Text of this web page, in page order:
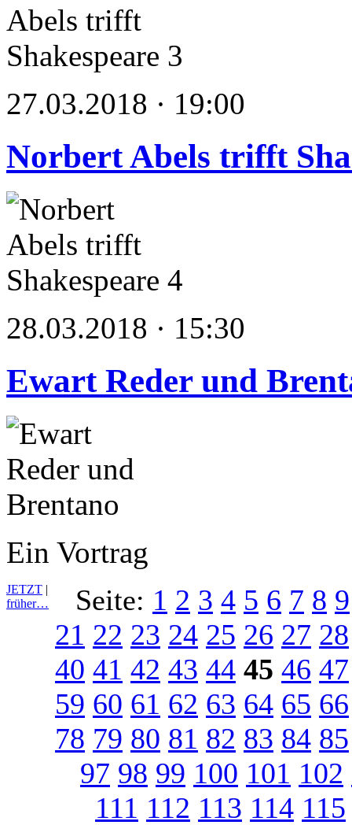
27.03.2018 · 19:00
Norbert Abels trifft
28.03.2018 · 15:30
Ewart Reder und
Ein Vortrag
JETZT |
früher…
Seite: 1 2 3 4 5 6 7 8 9
21 22 23 24 25 26 27 28
40 41 42 43 44 45 46 47
59 60 61 62 63 64 65 66
78 79 80 81 82 83 84 85
97 98 99 100 101 102
111 112 113 114 115